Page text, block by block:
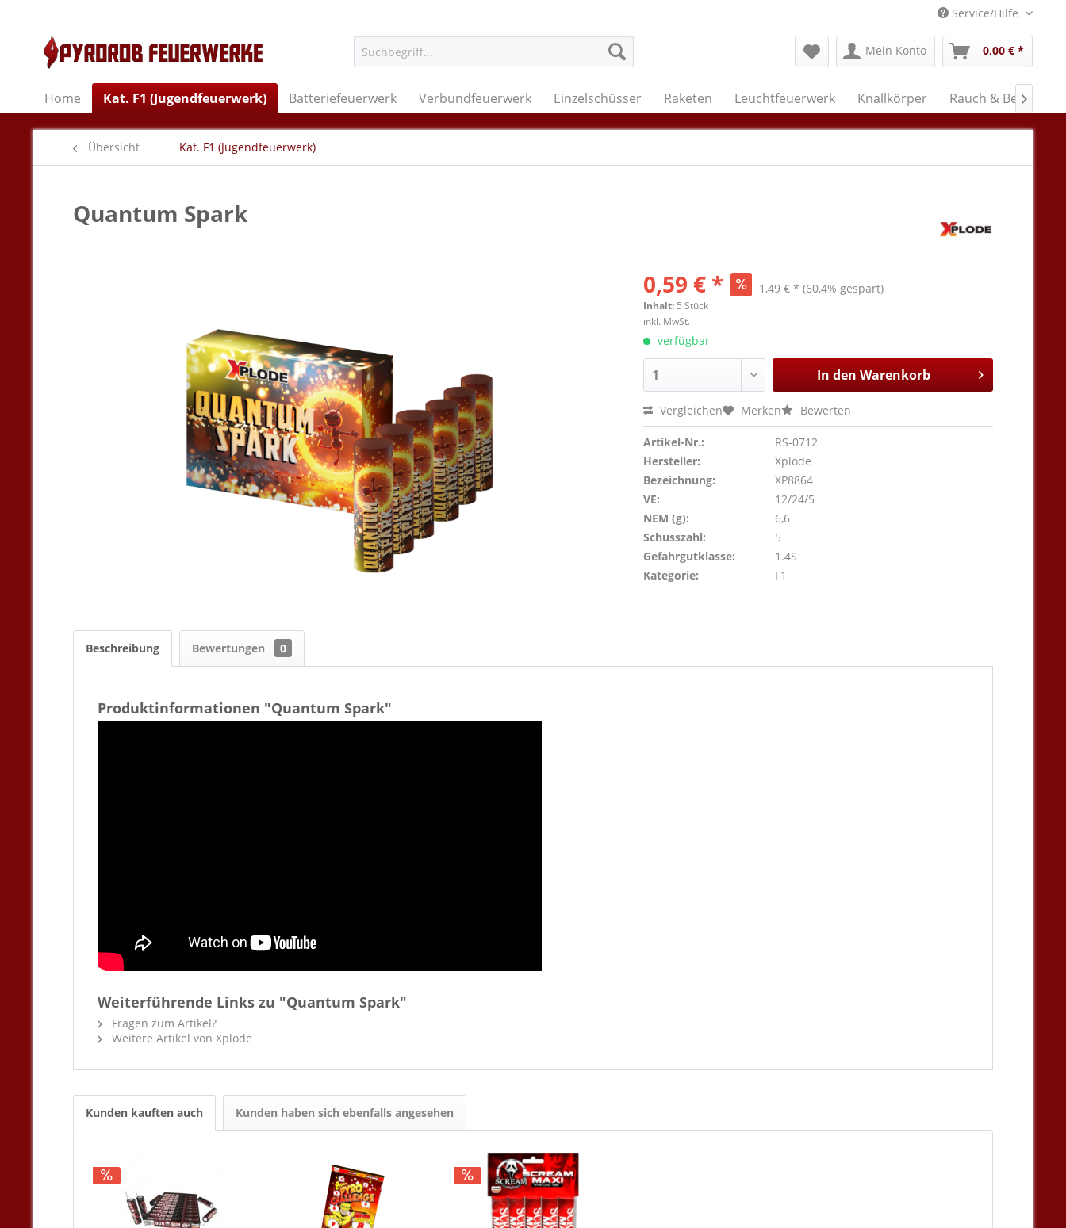
Service/Hilfe
Mein Konto 0,00 € *
Home Kat. F1 (Jugendfeuerwerk) Batteriefeuerwerk Verbundfeuerwerk Einzelschüsser Raketen Leuchtfeuerwerk Knallkörper Rauch & Bengal

Übersicht Kat. F1 (Jugendfeuerwerk)
Quantum Spark
0,59 € * 1,49 € * (60,4% gespart)
Inhalt: 5 Stück
inkl. MwSt.
verfügbar
In den Warenkorb
Vergleichen Merken Bewerten
Artikel-Nr.:
RS-0712
Hersteller:
Xplode
Bezeichnung:
XP8864
VE:
12/24/5
NEM (g):
6,6
Schusszahl:
5
Gefahrgutklasse:
1.4S
Kategorie:
F1
Beschreibung Bewertungen 0
Produktinformationen "Quantum Spark"
Weiterführende Links zu "Quantum Spark"
Fragen zum Artikel?
Weitere Artikel von Xplode
Kunden kauften auch Kunden haben sich ebenfalls angesehen